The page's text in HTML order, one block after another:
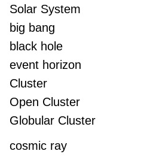
Solar System
big bang
black hole
event horizon
Cluster
Open Cluster
Globular Cluster
cosmic ray